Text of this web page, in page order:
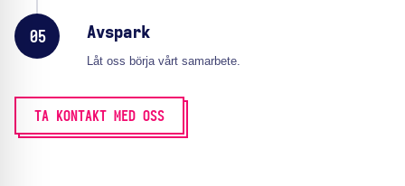
05 Avspark
Låt oss börja vårt samarbete.
TA KONTAKT MED OSS